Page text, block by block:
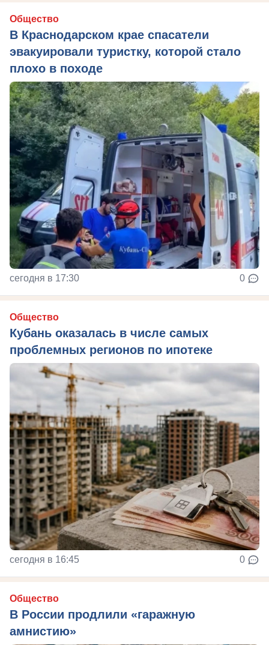
Общество
В Краснодарском крае спасатели
эвакуировали туристку, которой стало
плохо в походе
сегодня в 17:30 0
Общество
Кубань оказалась в числе самых
проблемных регионов по ипотеке
сегодня в 16:45 0
Общество
В России продлили «гаражную
амнистию»